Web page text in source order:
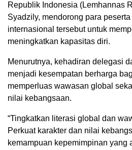
Republik Indonesia (Lemhannas
Syadzily, mendorong para
internasional tersebut untuk
meningkatkan kapasitas diri.
Menurutnya, kehadiran delegasi
menjadi kesempatan berharga
memperluas wawasan global
nilai kebangsaan.
“Tingkatkan literasi global dan
Perkuat karakter dan nilai
kemampuan kepemimpinan yang